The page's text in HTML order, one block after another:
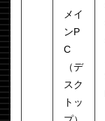
メイ
ンP
C
（デ
スク
トッ